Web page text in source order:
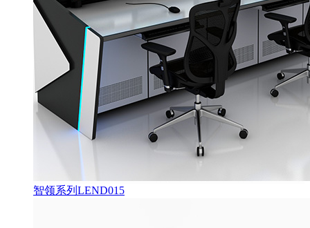
智领系列LEND015